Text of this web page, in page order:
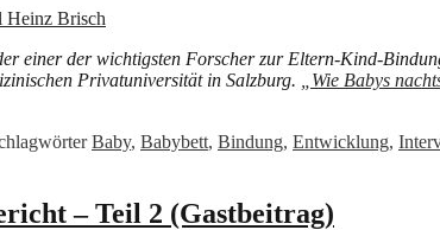
einer der wichtigsten Forscher zur Eltern-Kind-
Privatuniversität in Salzburg.
„Wie Babys
Baby, Babybett, Bindung, Entwicklung,
– Teil 2 (Gastbeitrag)